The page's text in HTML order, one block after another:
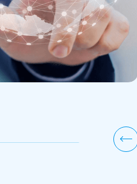
門性を評価しました。
成AI、ターンキー型ユ
ーエコシステムも報告